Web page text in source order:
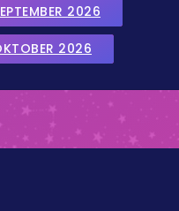
2026
2026